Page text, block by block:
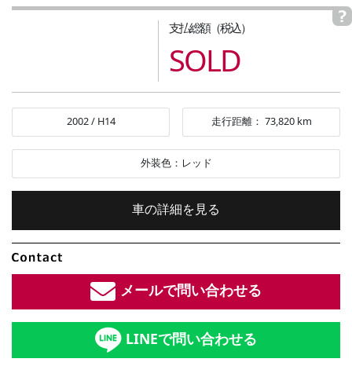
支払総額（税込）
SOLD
2002/ H14 走行距離： 73,820km
外装色： レッド
車の詳細を見る
車検： 2年付
修復歴：なし
メールで問い合わせる
LINEで問い合わせる